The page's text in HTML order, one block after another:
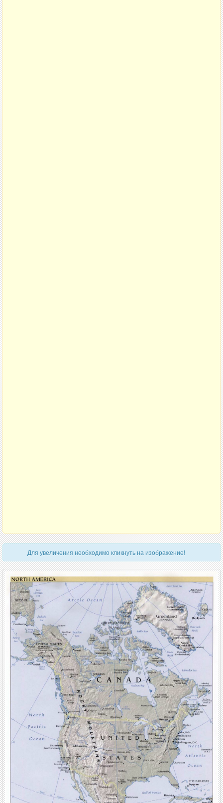
Для увеличения необходимо кликнуть на изображение!